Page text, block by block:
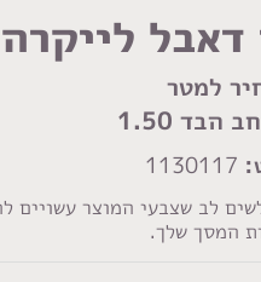
דאבל
למטר
הבד 1.50
לב שצבעי המוצר עשויים
המסך שלך.